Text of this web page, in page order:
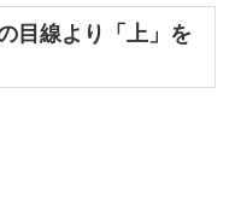
目線より「上」を